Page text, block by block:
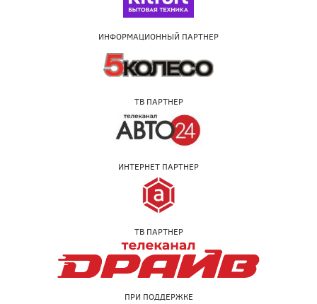
ИНФОРМАЦИОННЫЙ ПАРТНЕР
ТВ ПАРТНЕР
ИНТЕРНЕТ ПАРТНЕР
ТВ ПАРТНЕР
ПРИ ПОДДЕРЖКЕ